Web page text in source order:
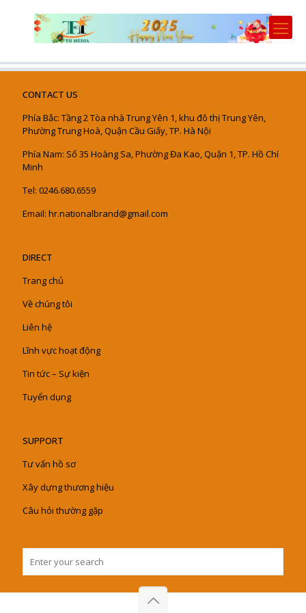
CONTACT US
Phía Bắc: Tầng 2 Tòa nhà Trung Yên 1, khu đô thị Trung Yên,
Phường Trung Hoà, Quận Cầu Giấy, TP. Hà Nội
Phía Nam: Số 35 Hoàng Sa, Phường Đa Kao, Quận 1, TP. Hồ Chí
Minh
Tel: 0246.680.6559
Email: hr.nationalbrand@gmail.com
DIRECT
Trang chủ
Về chúng tôi
Liên hệ
Lĩnh vực hoạt động
Tin tức – Sự kiện
Tuyển dụng
SUPPORT
Tư vấn hồ sơ
Xây dựng thương hiệu
Câu hỏi thường gặp